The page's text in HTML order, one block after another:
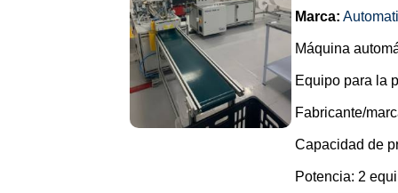
Marca:
Máquina
Equipo para la
Fabricante/
Capacidad de
Potencia: 2